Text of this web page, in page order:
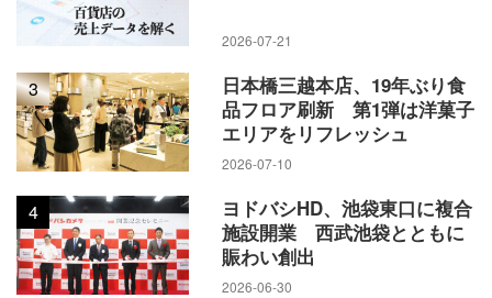
2026-07-21
3
日本橋三越本店、19年ぶり食
品フロア刷新 第1弾は洋菓子
エリアをリフレッシュ
2026-07-10
4
ヨドバシHD、池袋東口に複合
施設開業 西武池袋とともに
賑わい創出
2026-06-30